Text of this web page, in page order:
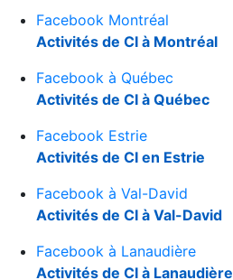
Facebook Montréal
Activités de CI à Montréal
Facebook à Québec
Activités de CI à Québec
Facebook Estrie
Activités de CI en Estrie
Facebook à Val-David
Activités de CI à Val-David
Facebook à Lanaudière
Activités de CI à Lanaudière